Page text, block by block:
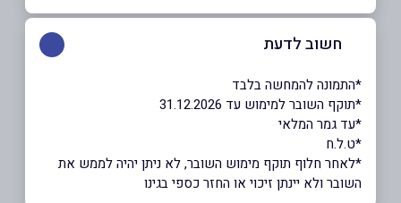
חשוב לדעת
ָ*התמונה להמחשה בלבד
*תוקף השובר למימוש עד 31.12.2026
*עד גמר המלאי
*ט.ל.ח
*לאחר חלוף תוקף מימוש השובר, לא ניתן יהיה לממש את
השובר ולא יינתן זיכוי או החזר כספי בגינו